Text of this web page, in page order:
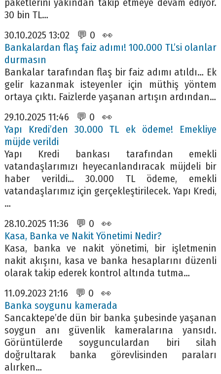
paketlerini yakından takip etmeye devam ediyor.
30 bin TL…
30.10.2025 13:02 💬 0 👀
Bankalardan flaş faiz adımı! 100.000 TL’si olanlar
durmasın
Bankalar tarafından flaş bir faiz adımı atıldı… Ek
gelir kazanmak isteyenler için müthiş yöntem
ortaya çıktı. Faizlerde yaşanan artışın ardından…
29.10.2025 11:46 💬 0 👀
Yapı Kredi’den 30.000 TL ek ödeme! Emekliye
müjde verildi
Yapı Kredi bankası tarafından emekli
vatandaşlarımızı heyecanlandıracak müjdeli bir
haber verildi… 30.000 TL ödeme, emekli
vatandaşlarımız için gerçekleştirilecek. Yapı Kredi,
…
28.10.2025 11:36 💬 0 👀
Kasa, Banka ve Nakit Yönetimi Nedir?
Kasa, banka ve nakit yönetimi, bir işletmenin
nakit akışını, kasa ve banka hesaplarını düzenli
olarak takip ederek kontrol altında tutma…
11.09.2023 21:16 💬 0 👀
Banka soygunu kamerada
Sancaktepe’de dün bir banka şubesinde yaşanan
soygun anı güvenlik kameralarına yansıdı.
Görüntülerde soygunculardan biri silah
doğrultarak banka görevlisinden paraları
alırken…